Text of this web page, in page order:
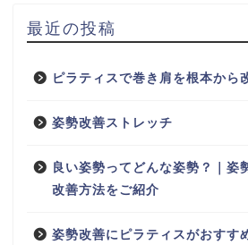
最近の投稿
ピラティスで巻き肩を根本から
姿勢改善ストレッチ
良い姿勢ってどんな姿勢？｜姿
改善方法をご紹介
姿勢改善にピラティスがおすす